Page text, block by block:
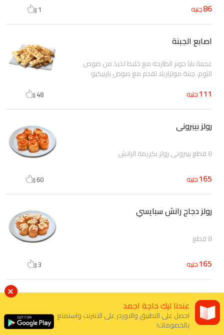
86جنيه 1
اصابع الجبنة
عجينة بابا جونز الطازجة مع خليط لذيذ من صوص
الثوم، جبنة موتزاريلا تقدم مع صوص باربيكيو
111جنيه 48
رولز بيبرونى
8 قطع بيبرونى رولز بكريمة الرانش
165جنيه 60
رولز دجاج رانش سبايسي
8 قطع
165جنيه 3
رولز ثري تشيز
8 قطع
عندنا ليك حاجة اجمد
احصل على التطبيق والاوردر على الانترنت واستمتع
بالخصومات!